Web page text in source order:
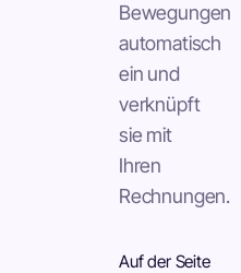
Bewegungen
automatisch
ein und
verknüpft
sie mit
Ihren
Rechnungen.
Auf der Seite